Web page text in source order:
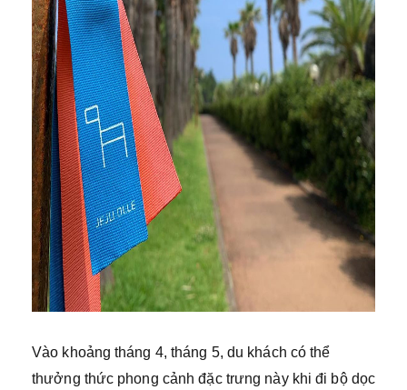
Vào khoảng tháng 4, tháng 5, du khách có thể
thưởng thức phong cảnh đặc trưng này khi đi bộ dọc